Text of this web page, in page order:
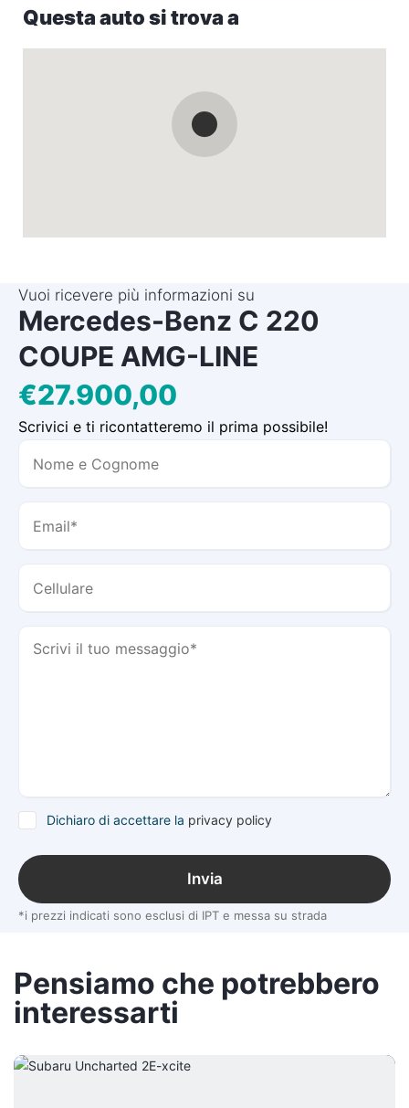
Questa auto si trova a
Vuoi ricevere più informazioni su
Mercedes-Benz C 220
COUPE AMG-LINE
€27.900,00
Scrivici e ti ricontatteremo il prima possibile!
Dichiaro di accettare la privacy policy
Invia
*i prezzi indicati sono esclusi di IPT e messa su strada
Pensiamo che potrebbero
interessarti